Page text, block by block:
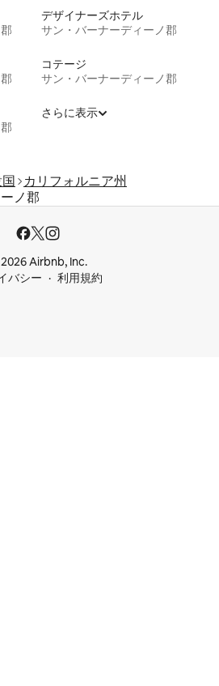
デザイナーズホテル
サン・バーナーディーノ郡
コテージ
サン・バーナーディーノ郡
さらに表示
カリフォルニア州
ノ郡
Airbnb, Inc.
バシー
利用規約